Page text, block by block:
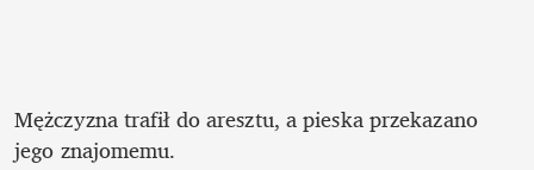
Mężczyzna trafił do aresztu, a pieska przekazano
jego znajomemu.